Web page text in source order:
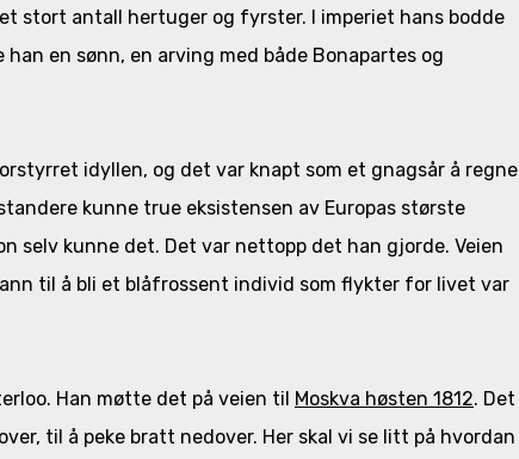
stort antall hertuger og fyrster. I imperiet hans bodde
en sønn, en arving med både Bonapartes og
idyllen, og det var knapt som et gnagsår å regne
kunne true eksistensen av Europas største
selv kunne det. Det var nettopp det han gjorde. Veien
til å bli et blåfrossent individ som flykter for livet var
Han møtte det på veien til Moskva høsten 1812. Det
til å peke bratt nedover. Her skal vi se litt på hvordan